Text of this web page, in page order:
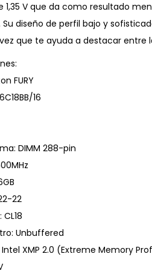
1,35 V que da como resultado
Su diseño de perfil bajo y
que te ayuda a destacar
FURY
16
DIMM 288-pin
22
Unbuffered
Intel XMP 2.0 (Extreme Memory